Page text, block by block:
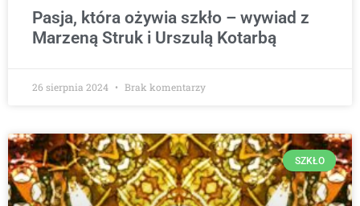
Pasja, która ożywia szkło – wywiad z
Marzeną Struk i Urszulą Kotarbą
26 sierpnia 2024 Brak komentarzy
SZKŁO